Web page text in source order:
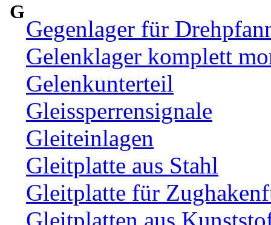
G
Gegenlager für
Gelenklager komplett
Gelenkunterteil
Gleissperrensignale
Gleiteinlagen
Gleitplatte aus Stahl
Gleitplatte für
Gleitplatten aus